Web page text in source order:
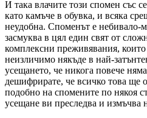
И така влачите този спомен със
като камъче в обувка, и всяка
неудобна. Споменът е
засмуква в цял един свят от
комплексни преживявания, които
неизличимо някъде в най-
усещането, че никога повече
дешифрирате, че всичко това ще
подобно на спомените по някоя
усещане ви преследва и измъчва